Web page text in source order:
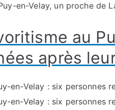
en-Velay, un proche de
au
après